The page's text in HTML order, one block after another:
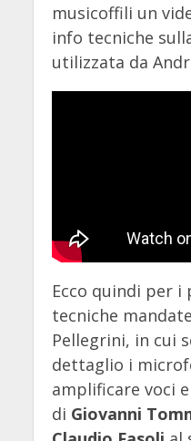
musicoffili un
info tecniche
utilizzata da
Ecco quindi per
tecniche
Pellegrini, in cui
dettaglio i
amplificare voci
di Giovanni